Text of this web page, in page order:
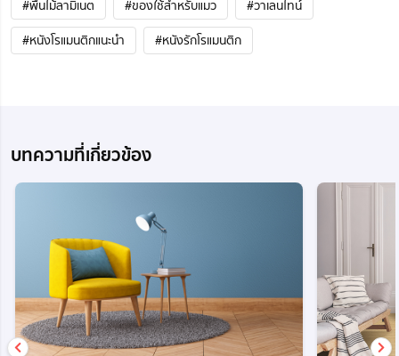
#พื้นไม้ลามิเนต #ของใช้สำหรับแมว
#วาเลนไทน์
#หนังโรแมนติกแนะนํา
#หนังรักโรแมนติก
บทความที่เกี่ยวข้อง